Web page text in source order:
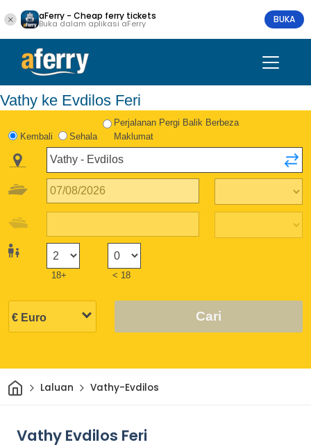
aFerry - Cheap ferry tickets
Buka dalam aplikasi aFerry BUKA
Vathy ke Evdilos Feri
Kembali Sehala
Perjalanan Pergi Balik Berbeza
Maklumat
18+ < 18
Cari
Rumah
Laluan Vathy-Evdilos
Vathy Evdilos Feri